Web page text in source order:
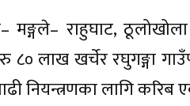
मङ्गले– राहुघाट,
८० लाख खर्चेर रघुगङ्गा
नियन्त्रणका लागि